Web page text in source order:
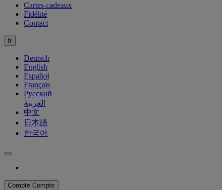
Cartes-cadeaux
Fidélité
Contact
fr
Deutsch
English
Español
Français
Русский
العربية
中文
日本語
한국어
Compte Compte